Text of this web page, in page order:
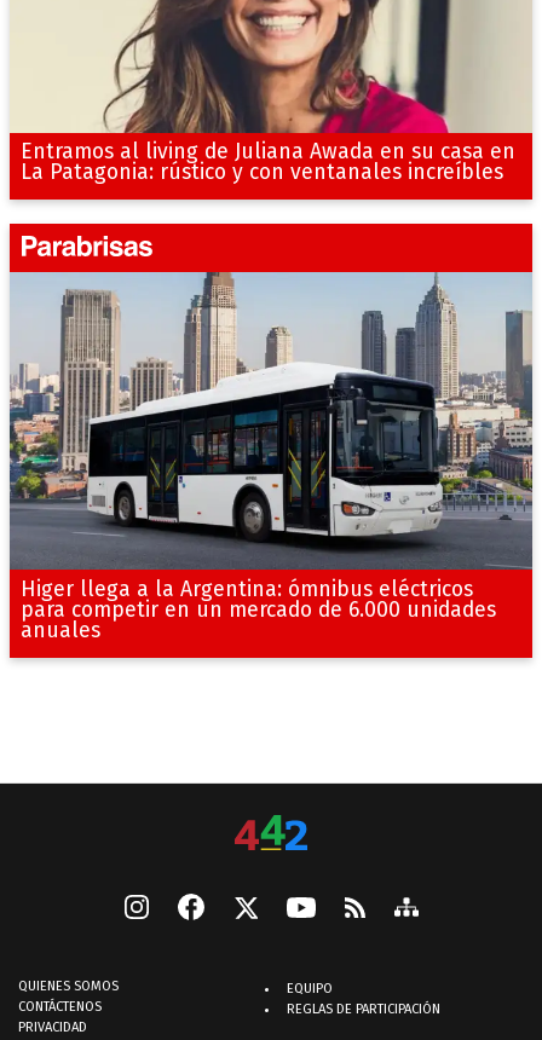
Entramos al living de Juliana Awada en su casa en
La Patagonia: rústico y con ventanales increíbles
Higer llega a la Argentina: ómnibus eléctricos
para competir en un mercado de 6.000 unidades
anuales
QUIENES SOMOS
CONTÁCTENOS
PRIVACIDAD
EQUIPO
REGLAS DE PARTICIPACIÓN